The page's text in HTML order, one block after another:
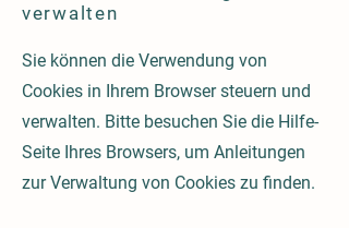
verwalten
Sie können die Verwendung von
Cookies in Ihrem Browser steuern und
verwalten. Bitte besuchen Sie die Hilfe-
Seite Ihres Browsers, um Anleitungen
zur Verwaltung von Cookies zu finden.